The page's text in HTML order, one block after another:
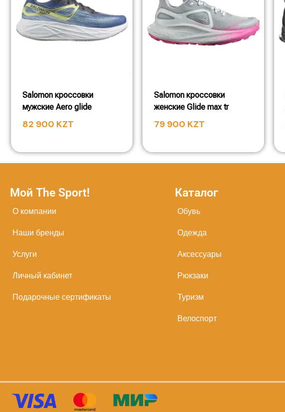
Salomon кроссовки
мужские Aero glide
82 900 KZT
Salomon кроссовки
женские Glide max tr
79 900 KZT
Мой The Sport!
О компании
Наши бренды
Услуги
Личный кабинет
Подарочные сертификаты
Каталог
Обувь
Одежда
Аксессуары
Рюкзаки
Туризм
Велоспорт